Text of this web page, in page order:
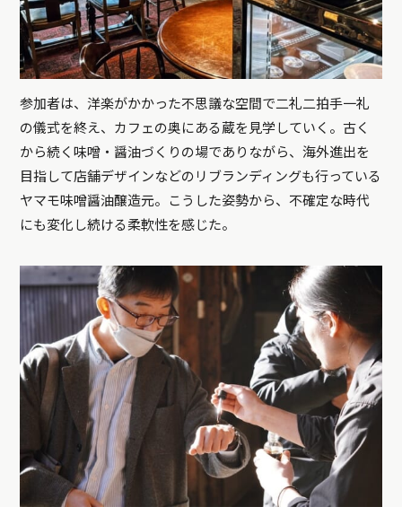
参加者は、洋楽がかかった不思議な空間で二礼二拍手一礼
の儀式を終え、カフェの奥にある蔵を見学していく。古く
から続く味噌・醤油づくりの場でありながら、海外進出を
目指して店舗デザインなどのリブランディングも行っている
ヤマモ味噌醤油醸造元。こうした姿勢から、不確定な時代
にも変化し続ける柔軟性を感じた。